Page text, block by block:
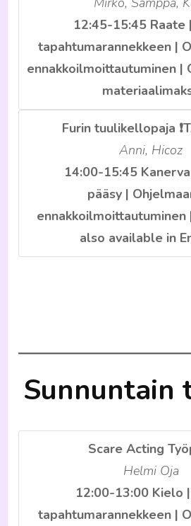
12:45-15:45 Raate
tapahtumarannekkeen |
ennakkoilmoittautuminen |
Furin tuulikellopaja
Anni, Hicoz
14:00-15:45
pääsy |
ennakkoilmoittautuminen
also available in
Sunnuntain
Scare Acting
Helmi Oja
12:00-13:00 Kielo
tapahtumarannekkeen |